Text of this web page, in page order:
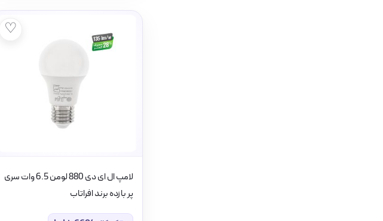
♡
لامپ ال ای دی 880 لومن 6.5 وات سری
پر بازده برند افراتاب